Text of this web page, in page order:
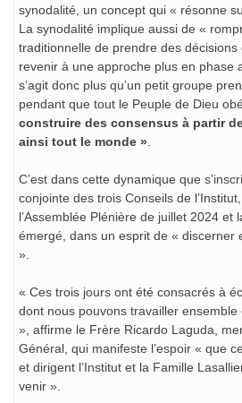
synodalité, un concept qui « résonne
La synodalité implique aussi de «
traditionnelle de prendre des décisions
revenir à une approche plus en phase
s’agit donc plus qu’un petit groupe
pendant que tout le Peuple de Dieu
construire des consensus à partir
ainsi tout le monde ».
C’est dans cette dynamique que
conjointe des trois Conseils de
l’Assemblée Plénière de juillet 2024 et
émergé, dans un esprit de « discerner
».
« Ces trois jours ont été consacrés à
dont nous pouvons travailler ensemble
», affirme le Frère Ricardo Laguda,
Général, qui manifeste l’espoir « que
et dirigent l’Institut et la Famille
venir ».